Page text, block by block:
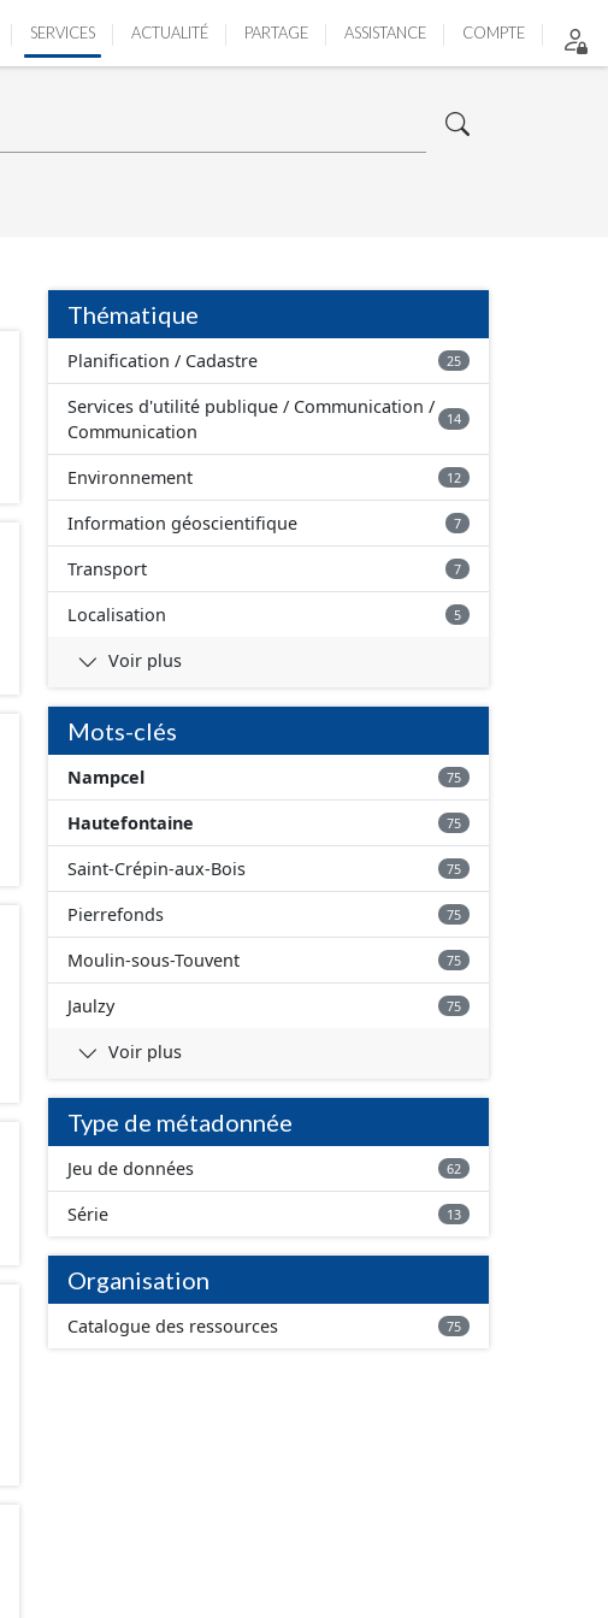
SERVICES ACTUALITÉ PARTAGE ASSISTANCE COMPTE
Thématique
Planification / Cadastre 25
Services d'utilité publique / Communication /
Communication
14
Environnement 12
Information géoscientifique 7
Transport 7
Localisation 5
Voir plus
Mots-clés
Nampcel 75
Hautefontaine 75
Saint-Crépin-aux-Bois 75
Pierrefonds 75
Moulin-sous-Touvent 75
Jaulzy 75
Voir plus
Type de métadonnée
Jeu de données 62
Série 13
Organisation
Catalogue des ressources 75